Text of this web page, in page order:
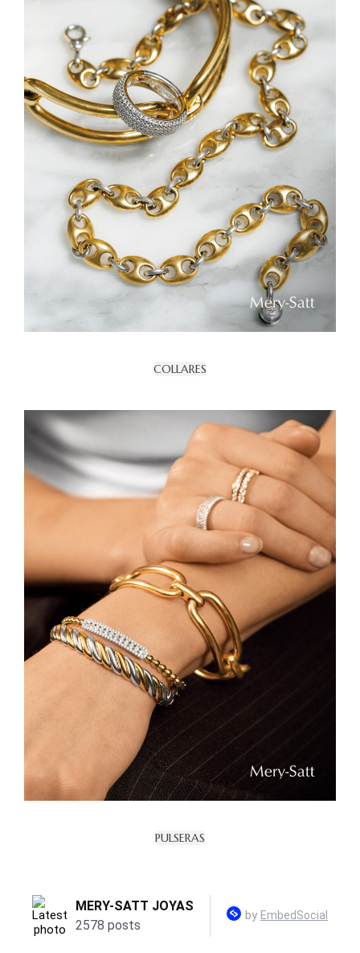
COLLARES
PULSERAS